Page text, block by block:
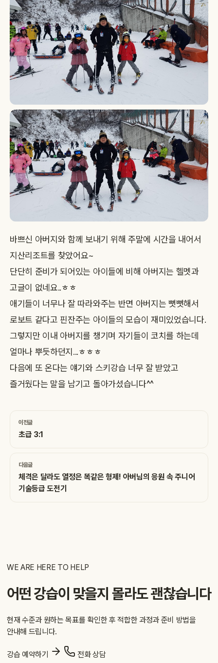
바쁘신 아버지와 함께 보내기 위해 주말에 시간을 내어서
지산리조트를 찾았어요~
단단히 준비가 되어있는 아이들에 비해 아버지는 헬멧과
고글이 없네요..ㅎㅎ
애기들이 너무나 잘 따라와주는 반면 아버지는 뻣뻣해서
로보트 같다고 핀잔주는 아이들의 모습이 재미있었습니다.
그렇지만 이내 아버지를 챙기며 자기들이 코치를 하는데
얼마나 뿌듯하던지...ㅎㅎㅎ
다음에 또 온다는 얘기와 스키강습 너무 잘 받았고
즐거웠다는 말을 남기고 돌아가셨습니다^^
이전글
초급 3:1
다음글
체격은 달라도 열정은 똑같은 형제! 아버님의 응원 속 주니어
기술등급 도전기
WE ARE HERE TO HELP
어떤 강습이 맞을지 몰라도 괜찮습니다
현재 수준과 원하는 목표를 확인한 후 적합한 과정과 준비 방법을
안내해 드립니다.
강습 예약하기 전화 상담